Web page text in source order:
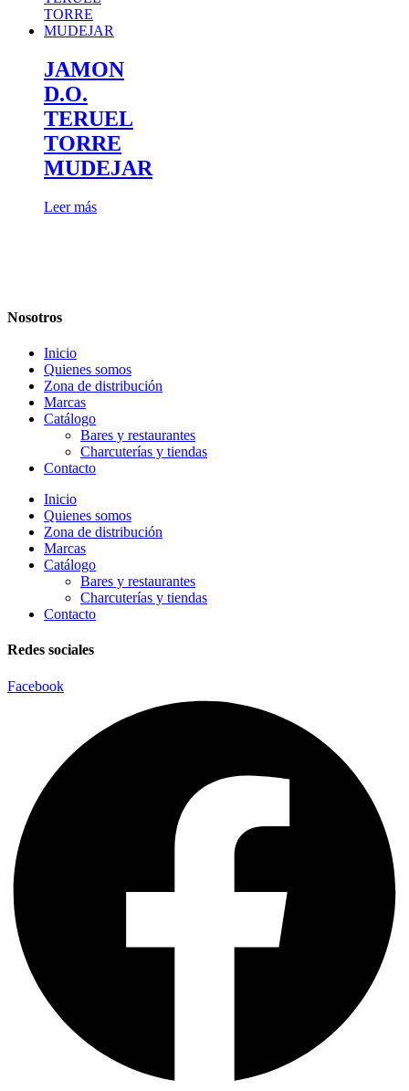
JAMON
D.O.
TERUEL
TORRE
MUDEJAR
Leer más
Nosotros
Inicio
Quienes somos
Zona de distribución
Marcas
Catálogo
Bares y restaurantes
Charcuterías y tiendas
Contacto
Inicio
Quienes somos
Zona de distribución
Marcas
Catálogo
Bares y restaurantes
Charcuterías y tiendas
Contacto
Redes sociales
Facebook